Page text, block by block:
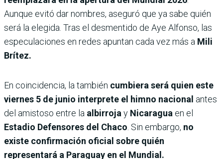
Aunque evitó dar nombres, aseguró que ya sabe quién
será la elegida. Tras el desmentido de Aye Alfonso, las
especulaciones en redes apuntan cada vez más a Mili
Brítez.
En coincidencia, la también cumbiera será quien este
viernes 5 de junio interprete el himno nacional antes
del amistoso entre la albirroja y Nicaragua en el
Estadio Defensores del Chaco . Sin embargo, no
existe confirmación oficial sobre quién
representará a Paraguay en el Mundial.